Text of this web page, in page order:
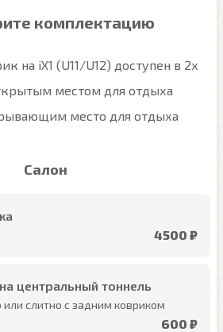
комплектацию
на iX1 (U11/U12) доступен в 2х
местом для отдыха
место для отдыха
Салон
4500 ₽
центральный тоннель
или слитно с задним ковриком
600 ₽